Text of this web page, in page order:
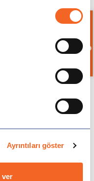
Ayrıntıları göster
ver
her zaman dolu bir
oynanacak
seçime kadar o
sohbet açmanızı
(Beşiktaş nasıl?
hakkında ne
Bilgi İste